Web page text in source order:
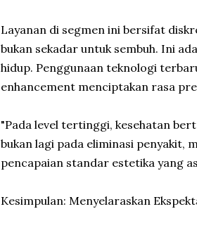
Layanan di segmen ini bersifat
bukan sekadar untuk sembuh. Ini
hidup. Penggunaan teknologi
enhancement menciptakan rasa
"Pada level tertinggi, kesehatan
bukan lagi pada eliminasi penyakit,
pencapaian standar estetika yang
Kesimpulan: Menyelaraskan